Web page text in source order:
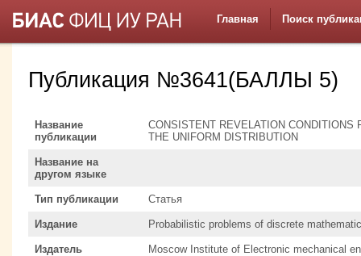
Главная Поиск
Публикация №3641(БАЛЛЫ 5)
Название
публикации
CONSISTENT REVELATION
THE UNIFORM DISTRIBUTION
Название на
другом языке
Тип публикации Статья
Издание Probabilistic problems of discrete mathematic
Издатель Moscow Institute of Electronic mechanical